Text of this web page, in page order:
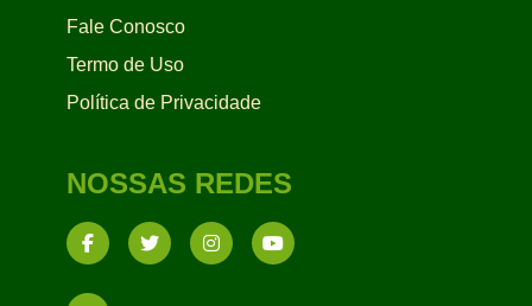
Fale Conosco
Termo de Uso
Política de Privacidade
NOSSAS REDES